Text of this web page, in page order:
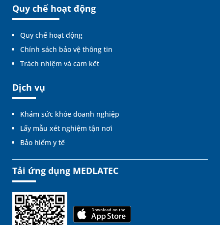
Quy chế hoạt động
Quy chế hoạt động
Chính sách bảo vệ thông tin
Trách nhiệm và cam kết
Dịch vụ
Khám sức khỏe doanh nghiệp
Lấy mẫu xét nghiệm tận nơi
Bảo hiểm y tế
Tải ứng dụng MEDLATEC